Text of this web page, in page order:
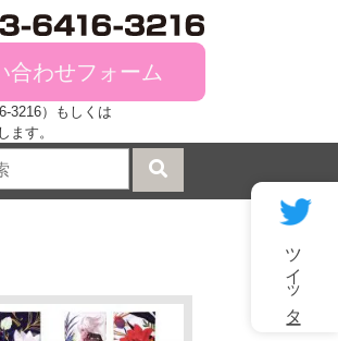
合わせフォーム
3216）もしくは
ます。
ツイッター